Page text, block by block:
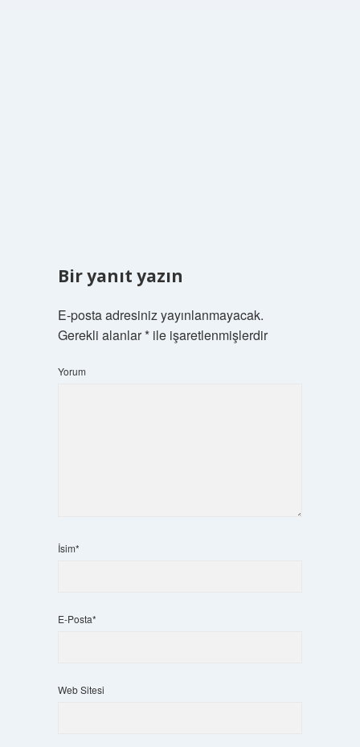
Bir yanıt yazın
E-posta adresiniz yayınlanmayacak.
Gerekli alanlar*ile işaretlenmişlerdir
Yorum
İsim*
E-Posta*
Web Sitesi